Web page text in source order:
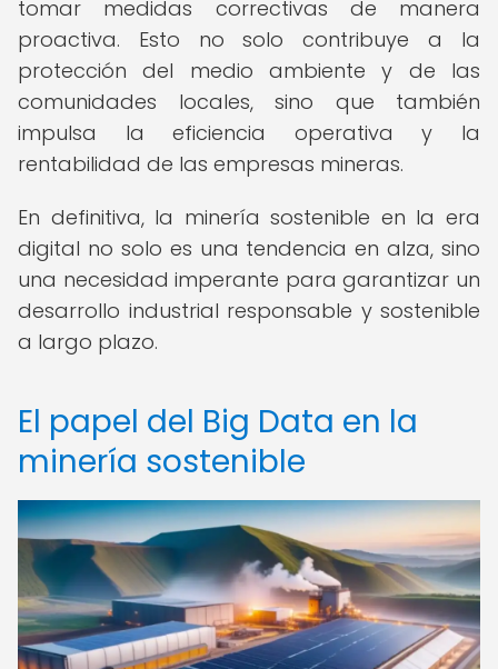
tomar medidas correctivas de manera
proactiva. Esto no solo contribuye a la
protección del medio ambiente y de las
comunidades locales, sino que también
impulsa la eficiencia operativa y la
rentabilidad de las empresas mineras.
En definitiva, la minería sostenible en la era
digital no solo es una tendencia en alza, sino
una necesidad imperante para garantizar un
desarrollo industrial responsable y sostenible
a largo plazo.
El papel del Big Data en la
minería sostenible